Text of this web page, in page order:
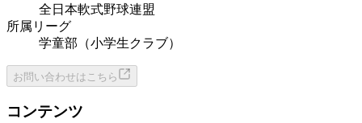
全日本軟式野球連盟
所属リーグ
学童部（小学生クラブ）
お問い合わせはこちら
コンテンツ